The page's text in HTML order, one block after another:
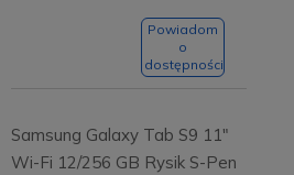
Powiadom
o
dostępności
Samsung Galaxy Tab S9 11"
Wi-Fi 12/256 GB Rysik S-Pen